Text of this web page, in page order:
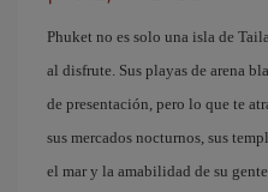
Phuket no es solo una isla de
al disfrute. Sus playas de arena
de presentación, pero lo que te
sus mercados nocturnos, sus
el mar y la amabilidad de su